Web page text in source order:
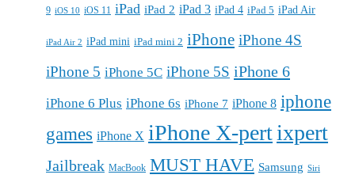
9 iOS 10 iOS 11 iPad iPad 2 iPad 3 iPad 4 iPad 5 iPad Air
iPad Air 2 iPad mini iPad mini 2 iPhone iPhone 4S
iPhone 5 iPhone 5C iPhone 5S iPhone 6
iPhone 6 Plus iPhone 6s iPhone 7 iPhone 8 iphone
games iPhone X iPhone X-pertixpert
Jailbreak MacBook MUST HAVE Samsung Siri